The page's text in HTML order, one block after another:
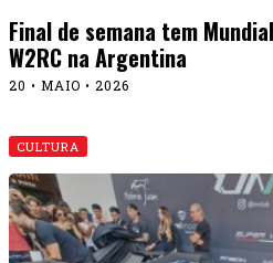
Final de semana tem
W2RC na Argentina
20 • MAIO • 2026
CULTURA